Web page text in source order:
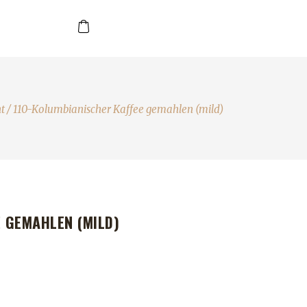
/110-Kolumbianischer Kaffee gemahlen (mild)
GEMAHLEN (MILD)